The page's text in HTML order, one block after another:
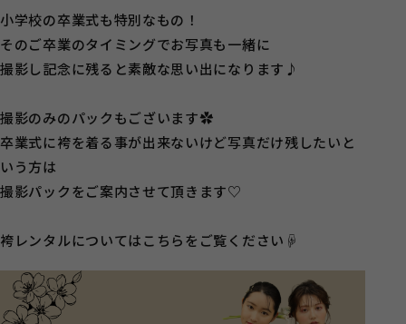
小学校の卒業式も特別なもの！
そのご卒業のタイミングでお写真も一緒に
撮影し記念に残ると素敵な思い出になります♪
撮影のみのパックもございます✿
卒業式に袴を着る事が出来ないけど写真だけ残したいと
いう方は
撮影パックをご案内させて頂きます♡
袴レンタルについてはこちらをご覧ください☟